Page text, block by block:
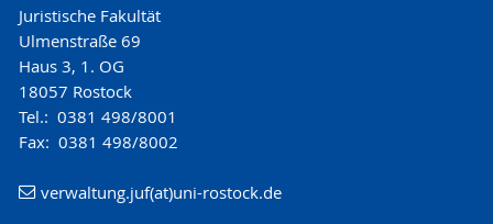
Juristische Fakultät
Ulmenstraße 69
Haus 3, 1. OG
18057 Rostock
Tel.: 0381 498/8001
Fax: 0381 498/8002
verwaltung.juf(at)uni-rostock.de